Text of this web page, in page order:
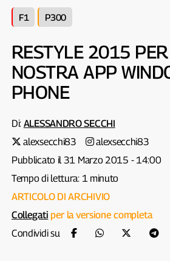
F1 P300
RESTYLE 2015
NOSTRA APP
PHONE
Di: ALESSANDRO SECCHI
alexsecchi83
alexsecchi83
Pubblicato il 31 Marzo 2015 - 14:00
Tempo di lettura: 1 minuto
ARTICOLO DI ARCHIVIO
Collegati per la versione completa
Condividi su